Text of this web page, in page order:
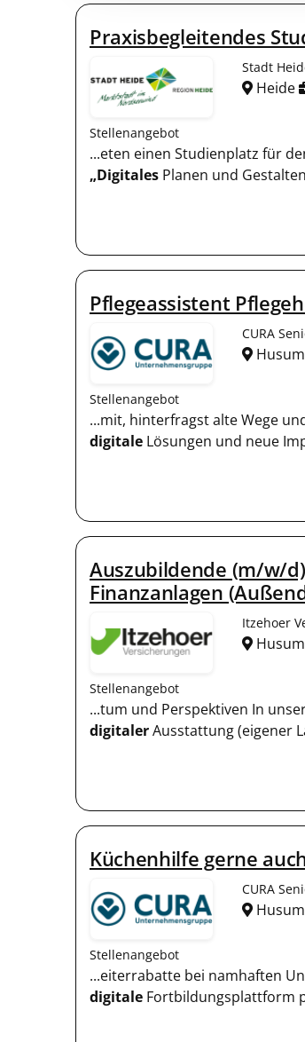
Praxisbegleitendes
Stadt
Heide
Stellenangebot
...eten einen Studienplatz für
„Digitales Planen und
Pflegeassistent
CURA
Husum
Stellenangebot
...mit, hinterfragst alte Wege
digitale Lösungen und neue
Auszubildende (m/w/
Finanzanlagen
Itzehoer
Stellenangebot
...tum und Perspektiven In
digitalerAusstattung (eigener
Küchenhilfe gerne
CURA
Husum
Stellenangebot
...eiterrabatte bei namhaften
digitale Fortbildungsplattform